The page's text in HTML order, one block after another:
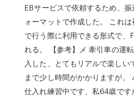
EBサービスで依頼するため、
ォーマットで作成した。 これ
で行う際に利用できる形式で、
れる。 【参考】メ 牽引車の運
入した、とてもリアルで楽しい
まで少し時間がかかりますが。
仕入れ練習中です、私64歳で